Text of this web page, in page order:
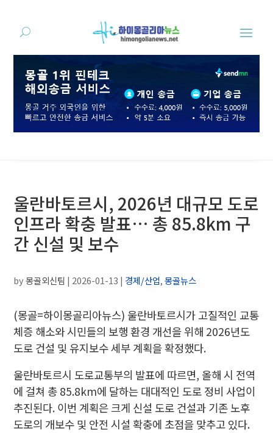
울란바토르시, 2026년 대규모 도로
인프라 확충 발표… 총 85.8km 구
간 신설 및 보수
by몽골외신팀 | 2026-01-13 | 경제/산업,몽골뉴스
(몽골=하이몽골리아뉴스) 울란바토르시가 고질적인 교통
체증 해소와 시민들의 보행 환경 개선을 위해 2026년도
도로 건설 및 유지보수 세부 계획을 확정했다.
울란바토르시 도로교통부의 발표에 따르면, 올해 시 전역
에 걸쳐 총 85.8km에 달하는 대대적인 도로 정비 사업이
추진된다. 이번 계획은 크게 신설 도로 건설과 기존 노후
도로의 개보수 및 안전 시설 확충에 초점을 맞추고 있다.